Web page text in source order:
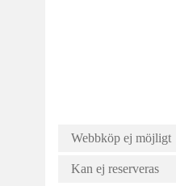
Webbköp ej möjligt
Kan ej reserveras